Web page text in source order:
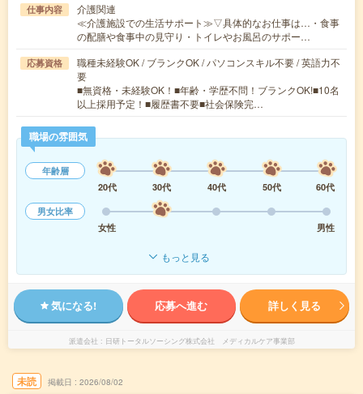
仕事内容
介護関連
≪介護施設での生活サポート≫▽具体的なお仕事は…・食事
の配膳や食事中の見守り・トイレやお風呂のサポー…
応募資格
職種未経験OK / ブランクOK / パソコンスキル不要 / 英語力不
要
■無資格・未経験OK！■年齢・学歴不問！ブランクOK!■10名
以上採用予定！■履歴書不要■社会保険完…
職場の雰囲気
年齢層
20代
30代 40代 50代
60代
男女比率
女性
男性
もっと見る
気になる! 応募へ進む 詳しく見る
派遣会社 日研トータルソーシング株式会社 メディカルケア事業部
未読 掲載日 2026/08/02